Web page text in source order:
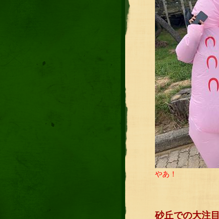
やあ！
砂丘での大注